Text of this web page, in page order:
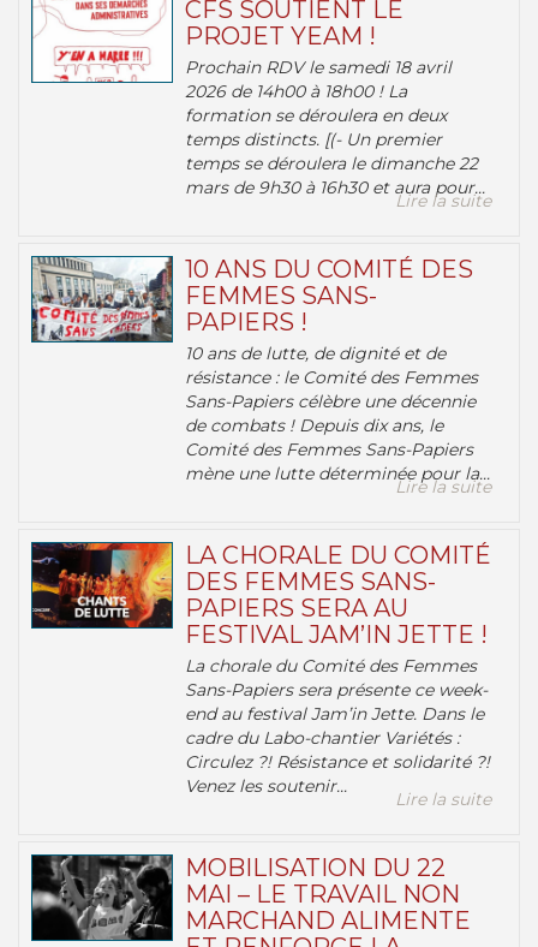
CFS SOUTIENT LE
PROJET YEAM !
Prochain RDV le samedi 18 avril
2026 de 14h00 à 18h00 ! La
formation se déroulera en deux
temps distincts. [(- Un premier
temps se déroulera le dimanche 22
mars de 9h30 à 16h30 et aura pour...
Lire la suite
10 ANS DU COMITÉ DES
FEMMES SANS-
PAPIERS !
10 ans de lutte, de dignité et de
résistance : le Comité des Femmes
Sans-Papiers célèbre une décennie
de combats ! Depuis dix ans, le
Comité des Femmes Sans-Papiers
mène une lutte déterminée pour la...
Lire la suite
LA CHORALE DU COMITÉ
DES FEMMES SANS-
PAPIERS SERA AU
FESTIVAL JAM’IN JETTE !
La chorale du Comité des Femmes
Sans-Papiers sera présente ce week-
end au festival Jam’in Jette. Dans le
cadre du Labo-chantier Variétés :
Circulez ?! Résistance et solidarité ?!
Venez les soutenir...
Lire la suite
MOBILISATION DU 22
MAI – LE TRAVAIL NON
MARCHAND ALIMENTE